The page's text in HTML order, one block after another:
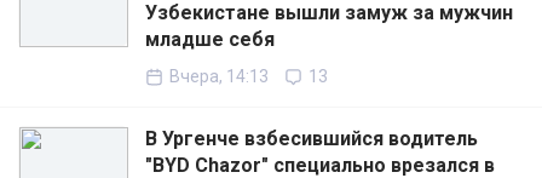
Узбекистане вышли замуж за мужчин
младше себя
Вчера, 14:13 13
В Ургенче взбесившийся водитель
"BYD Chazor" специально врезался в